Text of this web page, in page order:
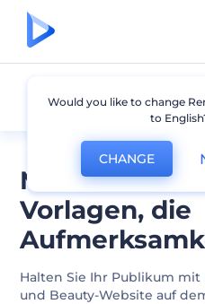
Mode und
Vorlagen, die
Halten Sie Ihr Publikum
und Beauty-Website auf
Mode und Schönheit
Would you like to change
to
CHANGE